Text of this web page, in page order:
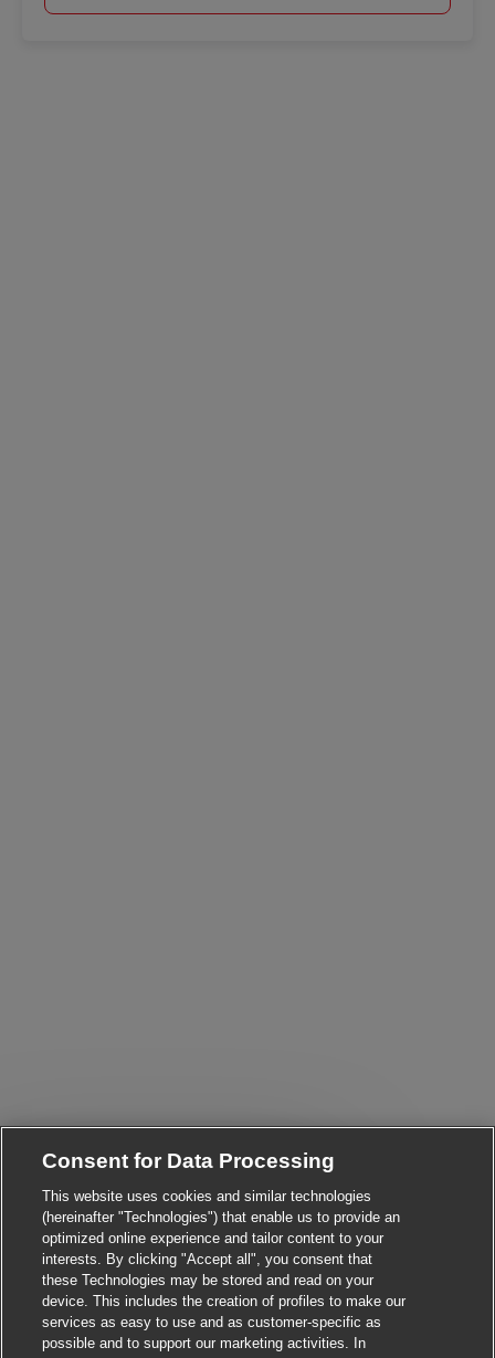
Consent for Data Processing
This website uses cookies and similar technologies
(hereinafter "Technologies") that enable us to provide an
optimized online experience and tailor content to your
interests. By clicking "Accept all", you consent that
these Technologies may be stored and read on your
device. This includes the creation of profiles to make our
services as easy to use and as customer-specific as
possible and to support our marketing activities. In
Hi! Are you interested in this job? Close chatbot
I'm interested Find similar jobs